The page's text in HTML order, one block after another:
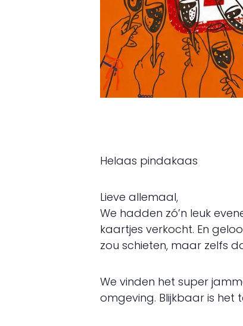
Helaas pindakaas
Lieve allemaal,
We hadden zó’n leuk
kaartjes verkocht. En
zou schieten, maar zelfs
We vinden het super
omgeving. Blijkbaar is